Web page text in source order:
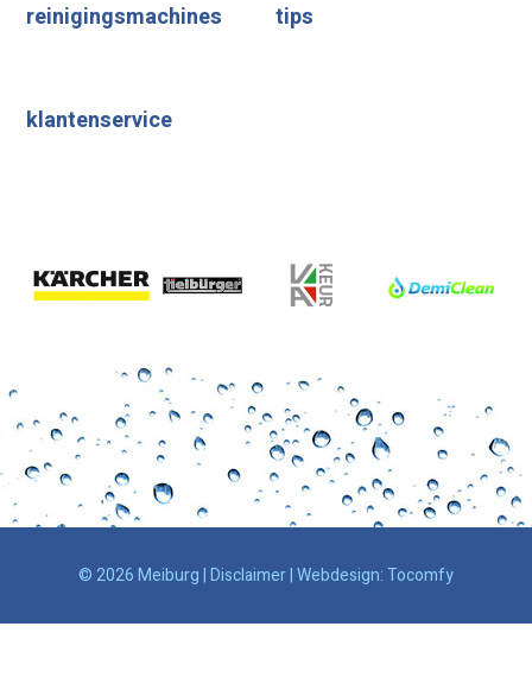
reinigingsmachines tips
klantenservice
© 2026 Meiburg |Disclaimer| Webdesign:Tocomfy